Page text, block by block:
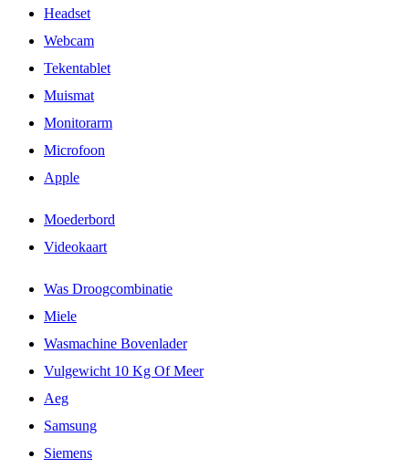
Headset
Webcam
Tekentablet
Muismat
Monitorarm
Microfoon
Apple
Moederbord
Videokaart
Was Droogcombinatie
Miele
Wasmachine Bovenlader
Vulgewicht 10 Kg Of Meer
Aeg
Samsung
Siemens